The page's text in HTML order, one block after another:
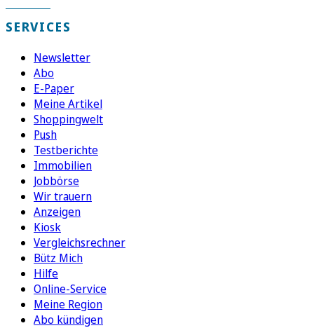
SERVICES
Newsletter
Abo
E-Paper
Meine Artikel
Shoppingwelt
Push
Testberichte
Immobilien
Jobbörse
Wir trauern
Anzeigen
Kiosk
Vergleichsrechner
Bütz Mich
Hilfe
Online-Service
Meine Region
Abo kündigen